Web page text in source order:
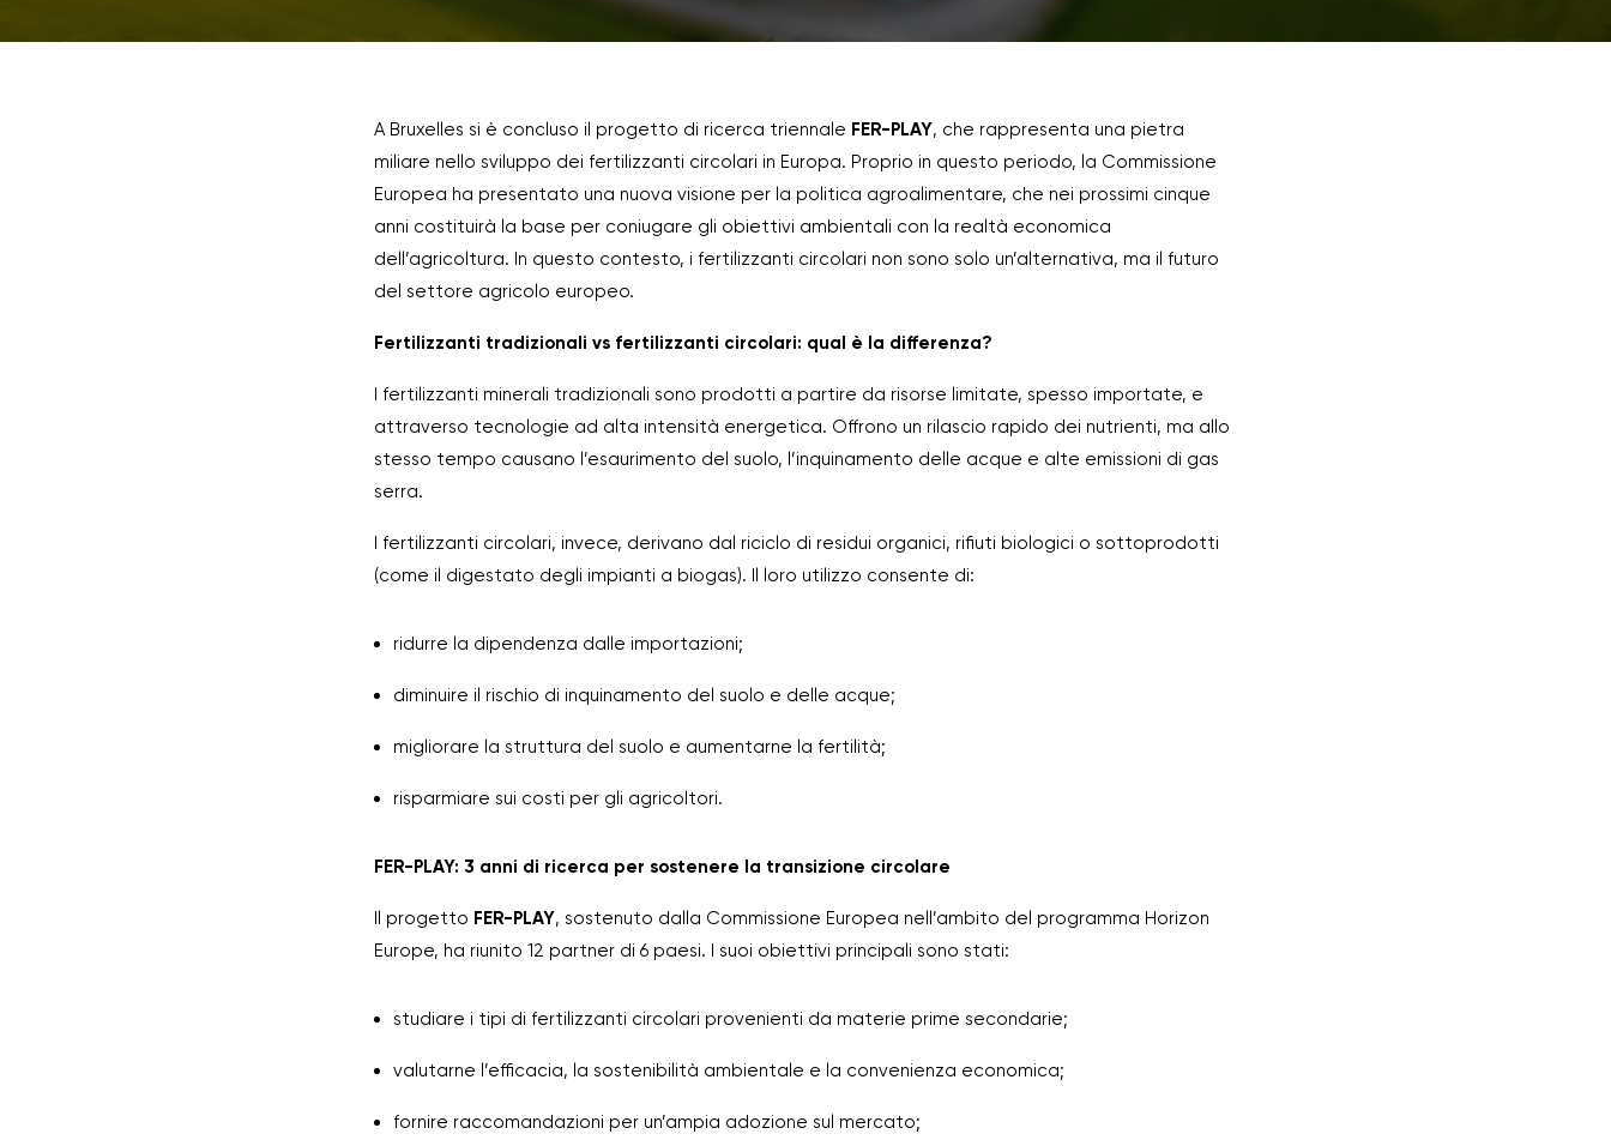
A Bruxelles si è concluso il progetto di ricerca triennale FER-PLAY, che rappresenta una pietra
miliare nello sviluppo dei fertilizzanti circolari in Europa. Proprio in questo periodo, la Commissione
Europea ha presentato una nuova visione per la politica agroalimentare, che nei prossimi cinque
anni costituirà la base per coniugare gli obiettivi ambientali con la realtà economica
dell’agricoltura. In questo contesto, i fertilizzanti circolari non sono solo un’alternativa, ma il futuro
del settore agricolo europeo.
Fertilizzanti tradizionali vs fertilizzanti circolari: qual è la differenza?
I fertilizzanti minerali tradizionali sono prodotti a partire da risorse limitate, spesso importate, e
attraverso tecnologie ad alta intensità energetica. Offrono un rilascio rapido dei nutrienti, ma allo
stesso tempo causano l’esaurimento del suolo, l’inquinamento delle acque e alte emissioni di gas
serra.
I fertilizzanti circolari, invece, derivano dal riciclo di residui organici, rifiuti biologici o sottoprodotti
(come il digestato degli impianti a biogas). Il loro utilizzo consente di:
ridurre la dipendenza dalle importazioni;
diminuire il rischio di inquinamento del suolo e delle acque;
migliorare la struttura del suolo e aumentarne la fertilità;
risparmiare sui costi per gli agricoltori.
FER-PLAY: 3 anni di ricerca per sostenere la transizione circolare
Il progetto FER-PLAY, sostenuto dalla Commissione Europea nell’ambito del programma Horizon
Europe, ha riunito 12 partner di 6 paesi. I suoi obiettivi principali sono stati:
studiare i tipi di fertilizzanti circolari provenienti da materie prime secondarie;
valutarne l’efficacia, la sostenibilità ambientale e la convenienza economica;
fornire raccomandazioni per un’ampia adozione sul mercato;